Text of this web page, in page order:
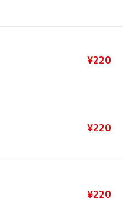
¥220
¥220
¥220